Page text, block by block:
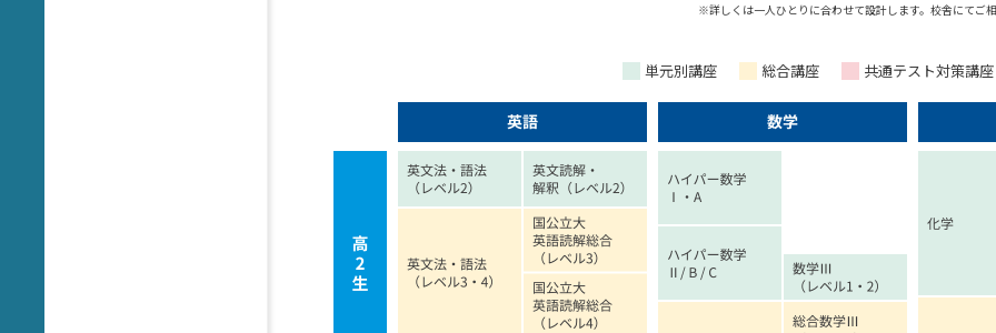
※詳しくは一人ひとりに合わせて設計します。校舎にてご
単元別講座 総合講座 共通テスト対策講座